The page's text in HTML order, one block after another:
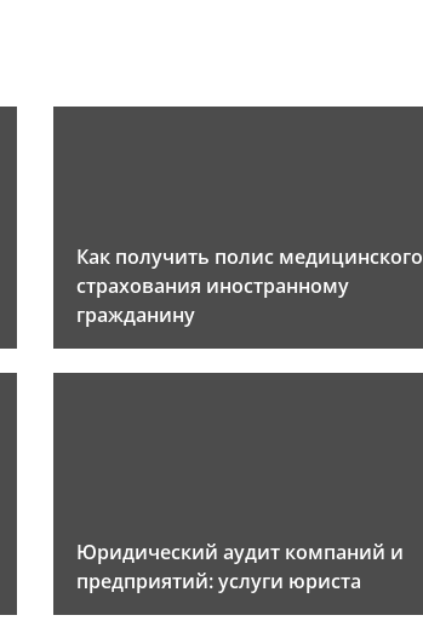
Как получить полис медицинского
страхования иностранному
гражданину
Юридический аудит компаний и
предприятий: услуги юриста